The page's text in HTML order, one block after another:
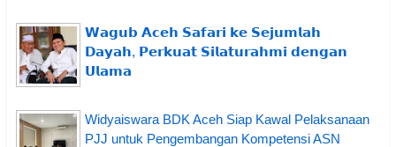
𝗪𝗮𝗴𝘂𝗯 𝗔𝗰𝗲𝗵 𝗦𝗮𝗳𝗮𝗿𝗶 𝗸𝗲 𝗦𝗲𝗷𝘂𝗺𝗹𝗮𝗵
𝗗𝗮𝘆𝗮𝗵, 𝗣𝗲𝗿𝗸𝘂𝗮𝘁 𝗦𝗶𝗹𝗮𝘁𝘂𝗿𝗮𝗵𝗺𝗶 𝗱𝗲𝗻𝗴𝗮𝗻
𝗨𝗹𝗮𝗺𝗮
Widyaiswara BDK Aceh Siap Kawal Pelaksanaan
PJJ untuk Pengembangan Kompetensi ASN